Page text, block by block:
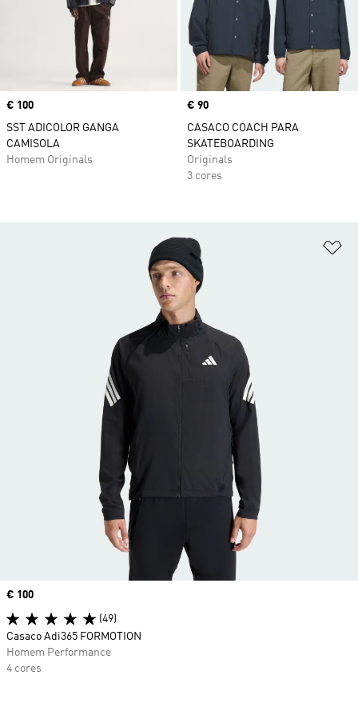
Price
€ 100
SST ADICOLOR GANGA
CAMISOLA
Homem Originals
Price
€ 90
CASACO COACH PARA
SKATEBOARDING
Originals
3 cores
Price
€ 100
(49)
Casaco Adi365 FORMOTION
Homem Performance
4 cores